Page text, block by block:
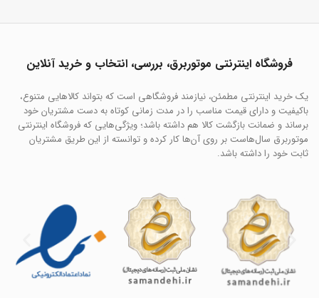
فروشگاه اینترنتی موتوربرق، بررسی، انتخاب و خرید آنلاین
یک خرید اینترنتی مطمئن، نیازمند فروشگاهی است که بتواند کالاهایی متنوع،
باکیفیت و دارای قیمت مناسب را در مدت زمانی کوتاه به دست مشتریان خود
برساند و ضمانت بازگشت کالا هم داشته باشد؛ ویژگی‌هایی که فروشگاه اینترنتی
موتوربرق سال‌هاست بر روی آن‌ها کار کرده و توانسته از این طریق مشتریان
ثابت خود را داشته باشد.